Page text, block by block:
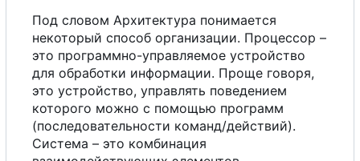
Под словом Архитектура понимается
некоторый способ организации. Процессор –
это программно-управляемое устройство
для обработки информации. Проще говоря,
это устройство, управлять поведением
которого можно с помощью программ
(последовательности команд/действий).
Система – это комбинация